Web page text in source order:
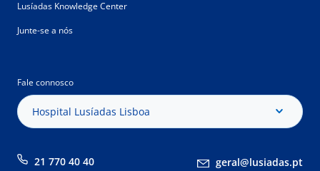
Lusíadas Knowledge Center
Junte-se a nós
Fale connosco
Hospital Lusíadas Lisboa
21 770 40 40 geral@lusiadas.pt